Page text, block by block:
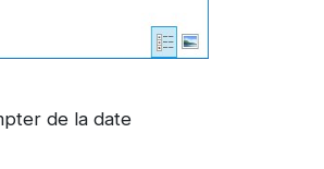
de la date